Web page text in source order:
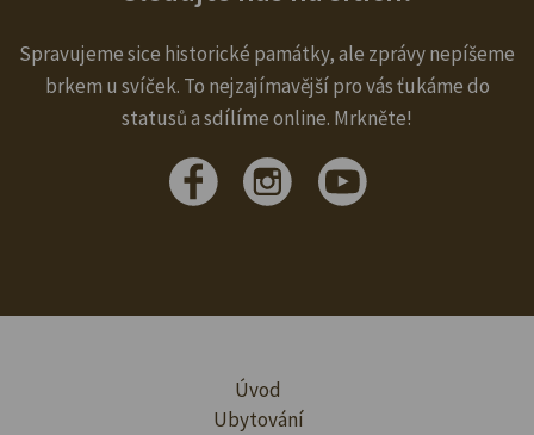
Spravujeme sice historické památky, ale zprávy nepíšeme
brkem u svíček. To nejzajímavější pro vás ťukáme do
statusů a sdílíme online. Mrkněte!
Úvod
Ubytování